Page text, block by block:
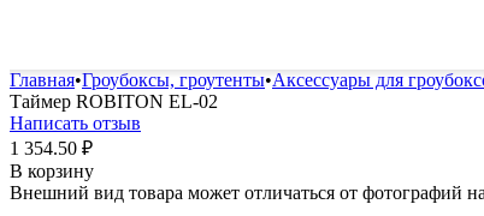
Главная•Гроубоксы, гроутенты•Аксессуары для
Таймер ROBITON EL-02
Написать отзыв
1 354.50 ₽
В корзину
Внешний вид товара может отличаться от фотографий